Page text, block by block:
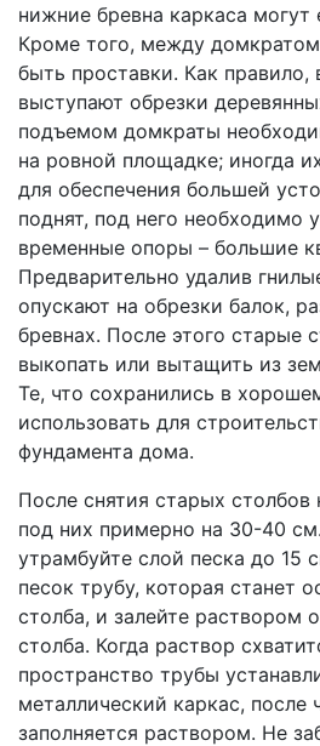
нижние бревна каркаса могут
Кроме того, между
быть проставки. Как правило,
выступают обрезки
подъемом домкраты
на ровной площадке; иногда
для обеспечения большей
поднят, под него необходимо
временные опоры – большие
Предварительно удалив
опускают на обрезки балок,
бревнах. После этого старые
выкопать или вытащить из
Те, что сохранились в
использовать для
фундамента дома.
После снятия старых столбов
под них примерно на 30-40
утрамбуйте слой песка до 15
песок трубу, которая станет
столба, и залейте раствором
столба. Когда раствор
пространство трубы
металлический каркас, после
заполняется раствором. Не